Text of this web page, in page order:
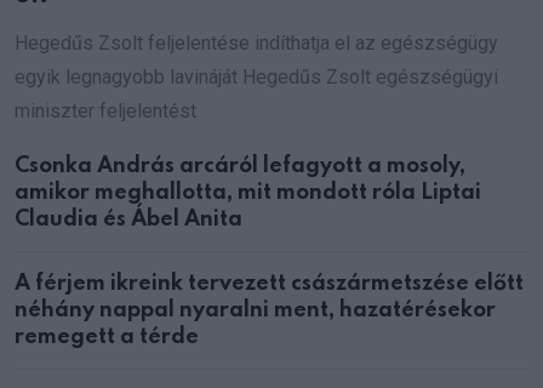
Hegedűs Zsolt feljelentése indíthatja el az egészségügy
egyik legnagyobb lavináját Hegedűs Zsolt egészségügyi
miniszter feljelentést
Csonka András arcáról lefagyott a mosoly,
amikor meghallotta, mit mondott róla Liptai
Claudia és Ábel Anita
A férjem ikreink tervezett császármetszése előtt
néhány nappal nyaralni ment, hazatérésekor
remegett a térde